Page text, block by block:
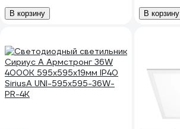
В корзину В корзину